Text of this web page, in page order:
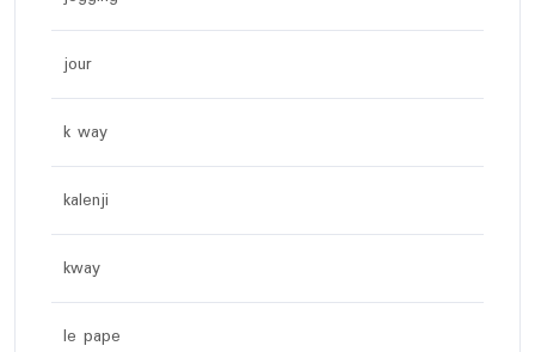
jour
k way
kalenji
kway
le pape